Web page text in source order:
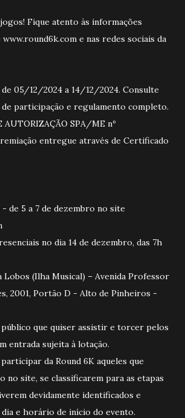
Fique atento às informações
e nas redes sociais da
05/12/2024 a 14/12/2024. Consulte
participação e regulamento completo.
AUTORIZAÇÃO SPA/ME nº
entregue através de Certificado
de 5 a 7 de dezembro no site
no dia 14 de dezembro, das 7h
Lobos (Ilha Musical) – Avenida Professor
2001, Portão D - Alto de Pinheiros -
que quiser assistir e torcer pelos
entrada sujeita à lotação.
da Round 6K aqueles que
no site, se classificarem para as etapas
devidamente identificados e
e horário de início do evento.